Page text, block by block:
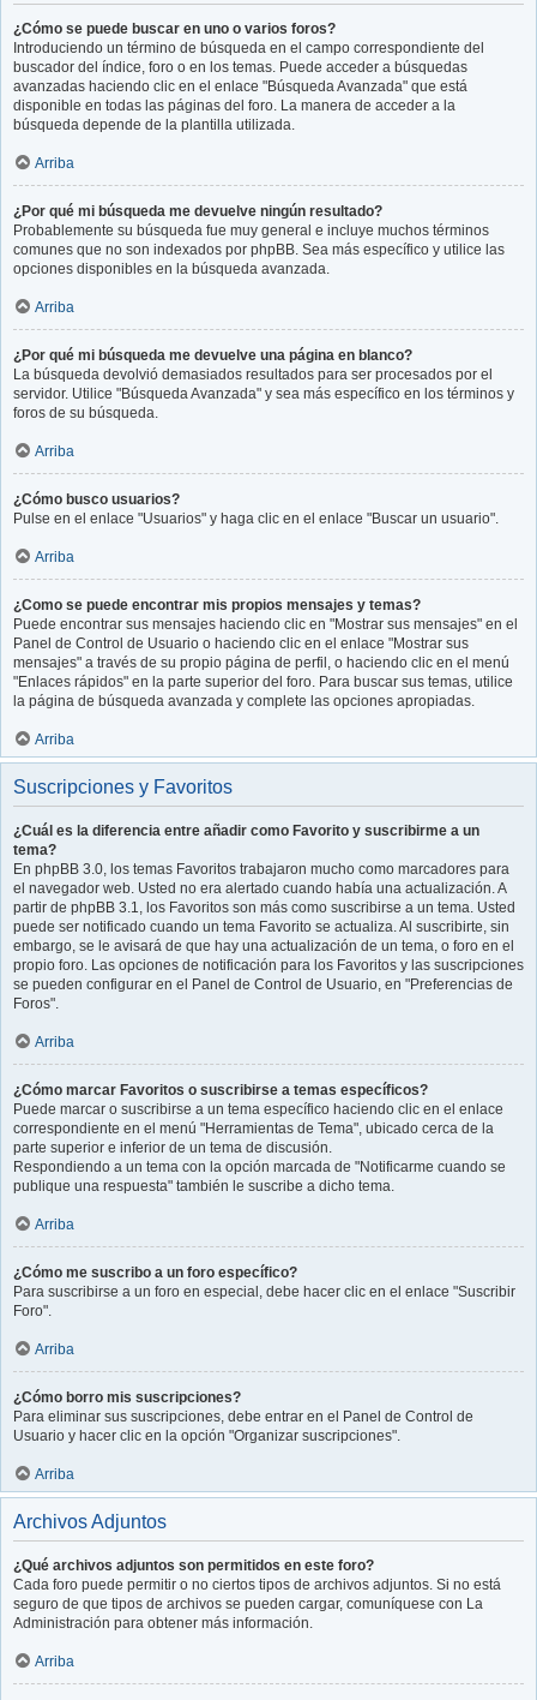
¿Cómo se puede buscar en uno o varios foros?
Introduciendo un término de búsqueda en el campo correspondiente del
buscador del índice, foro o en los temas. Puede acceder a búsquedas
avanzadas haciendo clic en el enlace "Búsqueda Avanzada" que está
disponible en todas las páginas del foro. La manera de acceder a la
búsqueda depende de la plantilla utilizada.
Arriba
¿Por qué mi búsqueda me devuelve ningún resultado?
Probablemente su búsqueda fue muy general e incluye muchos términos
comunes que no son indexados por phpBB. Sea más específico y utilice las
opciones disponibles en la búsqueda avanzada.
Arriba
¿Por qué mi búsqueda me devuelve una página en blanco?
La búsqueda devolvió demasiados resultados para ser procesados por el
servidor. Utilice "Búsqueda Avanzada" y sea más específico en los términos y
foros de su búsqueda.
Arriba
¿Cómo busco usuarios?
Pulse en el enlace "Usuarios" y haga clic en el enlace "Buscar un usuario".
Arriba
¿Como se puede encontrar mis propios mensajes y temas?
Puede encontrar sus mensajes haciendo clic en "Mostrar sus mensajes" en el
Panel de Control de Usuario o haciendo clic en el enlace "Mostrar sus
mensajes" a través de su propio página de perfil, o haciendo clic en el menú
"Enlaces rápidos" en la parte superior del foro. Para buscar sus temas, utilice
la página de búsqueda avanzada y complete las opciones apropiadas.
Arriba
Suscripciones y Favoritos
¿Cuál es la diferencia entre añadir como Favorito y suscribirme a un
tema?
En phpBB 3.0, los temas Favoritos trabajaron mucho como marcadores para
el navegador web. Usted no era alertado cuando había una actualización. A
partir de phpBB 3.1, los Favoritos son más como suscribirse a un tema. Usted
puede ser notificado cuando un tema Favorito se actualiza. Al suscribirte, sin
embargo, se le avisará de que hay una actualización de un tema, o foro en el
propio foro. Las opciones de notificación para los Favoritos y las suscripciones
se pueden configurar en el Panel de Control de Usuario, en "Preferencias de
Foros".
Arriba
¿Cómo marcar Favoritos o suscribirse a temas específicos?
Puede marcar o suscribirse a un tema específico haciendo clic en el enlace
correspondiente en el menú "Herramientas de Tema", ubicado cerca de la
parte superior e inferior de un tema de discusión.
Respondiendo a un tema con la opción marcada de "Notificarme cuando se
publique una respuesta" también le suscribe a dicho tema.
Arriba
¿Cómo me suscribo a un foro específico?
Para suscribirse a un foro en especial, debe hacer clic en el enlace "Suscribir
Foro".
Arriba
¿Cómo borro mis suscripciones?
Para eliminar sus suscripciones, debe entrar en el Panel de Control de
Usuario y hacer clic en la opción "Organizar suscripciones".
Arriba
Archivos Adjuntos
¿Qué archivos adjuntos son permitidos en este foro?
Cada foro puede permitir o no ciertos tipos de archivos adjuntos. Si no está
seguro de que tipos de archivos se pueden cargar, comuníquese con La
Administración para obtener más información.
Arriba